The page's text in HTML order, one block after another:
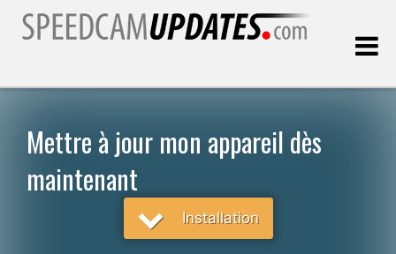
CHOISISSEZ VOTRE LANGUE
Mettre à jour mon appareil dès
maintenant
Installation